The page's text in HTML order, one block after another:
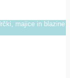
majice in blazine